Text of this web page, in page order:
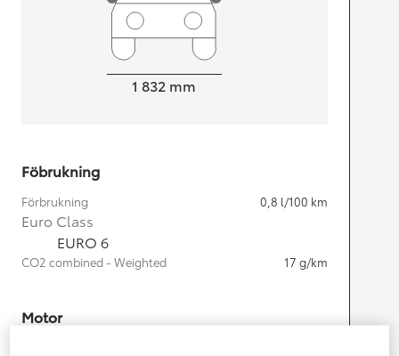
1 832 mm
Föbrukning
Förbrukning 0,8 l/100 km
Euro Class
EURO 6
CO2 combined - Weighted 17 g/km
Motor